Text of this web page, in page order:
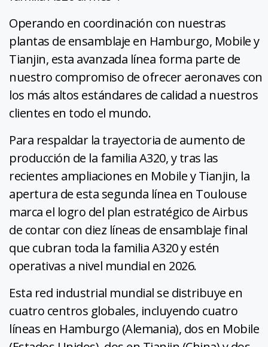
Operando en coordinación con nuestras
plantas de ensamblaje en Hamburgo, Mobile y
Tianjin, esta avanzada línea forma parte de
nuestro compromiso de ofrecer aeronaves con
los más altos estándares de calidad a nuestros
clientes en todo el mundo.
Para respaldar la trayectoria de aumento de
producción de la familia A320, y tras las
recientes ampliaciones en Mobile y Tianjin, la
apertura de esta segunda línea en Toulouse
marca el logro del plan estratégico de Airbus
de contar con diez líneas de ensamblaje final
que cubran toda la familia A320 y estén
operativas a nivel mundial en 2026.
Esta red industrial mundial se distribuye en
cuatro centros globales, incluyendo cuatro
líneas en Hamburgo (Alemania), dos en Mobile